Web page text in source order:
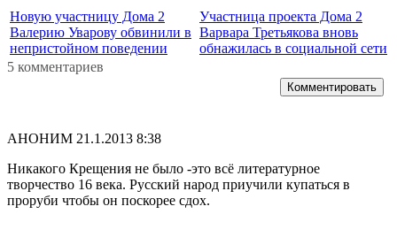
Новую участницу Дома 2
Валерию Уварову обвинили в
непристойном поведении
Участница проекта Дома 2
Варвара Третьякова вновь
обнажилась в социальной сети
5 комментариев
Комментировать
АНОНИМ 21.1.2013 8:38
Никакого Крещения не было -это всё литературное
творчество 16 века. Русский народ приучили купаться в
проруби чтобы он поскорее сдох.